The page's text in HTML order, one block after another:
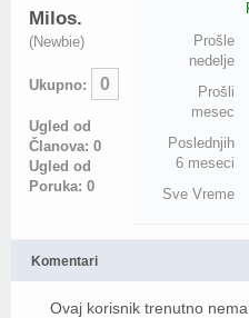
Milos.
(Newbie)
Ukupno: 0
Ugled od
Članova: 0
Ugled od
Poruka: 0
Prošle
nedelje
Prošli
mesec
Poslednjih
6 meseci
Sve Vreme
Komentari
Ovaj korisnik trenutno